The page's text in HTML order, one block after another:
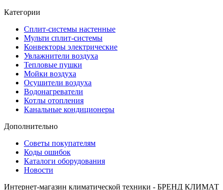
Категории
Сплит-системы настенные
Мульти сплит-системы
Конвекторы электрические
Увлажнители воздуха
Тепловые пушки
Мойки воздуха
Осушители воздуха
Водонагреватели
Котлы отопления
Канальные кондиционеры
Дополнительно
Советы покупателям
Коды ошибок
Каталоги оборудования
Новости
Интернет-магазин климатической техники - БРЕНД КЛИМАТ